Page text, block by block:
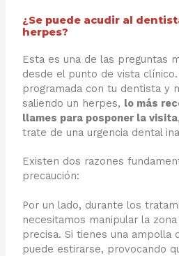
¿Se puede acudir al
herpes?​
Esta es una de las preguntas
desde el punto de vista
programada con tu dentista y
saliendo un herpes, lo más
llames para posponer la visita
trate de una urgencia dental
Existen dos razones
precaución:
Por un lado, durante los
necesitamos manipular la
precisa. Si tienes una ampolla
puede estirarse, provocando